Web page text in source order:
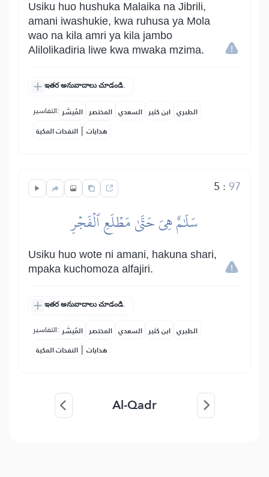
Usiku huo hushuka Malaika na Jibrili,
amani iwashukie, kwa ruhusa ya Mola
wao na kila amri ya kila jambo
Alilolikadiria liwe kwa mwaka mzima.
ఇతర అనువాదాలు చూడండి.
التفاسير: المُيسَّر المختصر السعدي ابن كثير الطبري
النفحات المكية | هدايات
5 :97
سَلَٰمٌ هِيَ حَتَّىٰ مَطۡلَعِ ٱلۡفَجۡرِ
Usiku huo wote ni amani, hakuna shari,
mpaka kuchomoza alfajiri.
ఇతర అనువాదాలు చూడండి.
التفاسير: المُيسَّر المختصر السعدي ابن كثير الطبري
النفحات المكية | هدايات
Al-Qadr